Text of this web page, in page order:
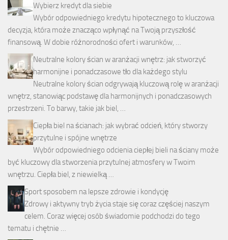
Wybierz kredyt dla siebie
Wybór odpowiedniego kredytu hipotecznego to kluczowa
decyzja, która może znacząco wpłynąć na Twoją przyszłość
finansową. W dobie różnorodności ofert i warunków, …
Neutralne kolory ścian w aranżacji wnętrz: jak stworzyć
harmonijne i ponadczasowe tło dla każdego stylu
Neutralne kolory ścian odgrywają kluczową rolę w aranżacji
wnętrz, stanowiąc podstawę dla harmonijnych i ponadczasowych
przestrzeni. To barwy, takie jak biel, …
Ciepła biel na ścianach: jak wybrać odcień, który stworzy
przytulne i spójne wnętrze
Wybór odpowiedniego odcienia ciepłej bieli na ściany może
być kluczowy dla stworzenia przytulnej atmosfery w Twoim
wnętrzu. Ciepła biel, z niewielką …
Sport sposobem na lepsze zdrowie i kondycję
Zdrowy i aktywny tryb życia staje się coraz częściej naszym
celem. Coraz więcej osób świadomie podchodzi do tego
tematu i chętnie …